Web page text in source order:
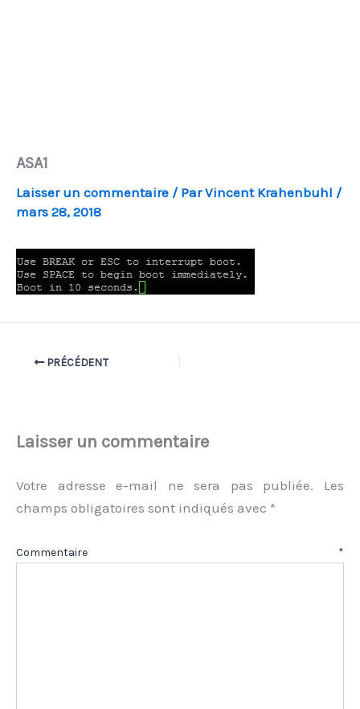
ASA1
Laisser un commentaire / ParVincent Krahenbuhl /
mars 28, 2018
PRÉCÉDENT
Laisser un commentaire
Votre adresse e-mail ne sera pas publiée.
Les
champs obligatoires sont indiqués avec *
Commentaire *